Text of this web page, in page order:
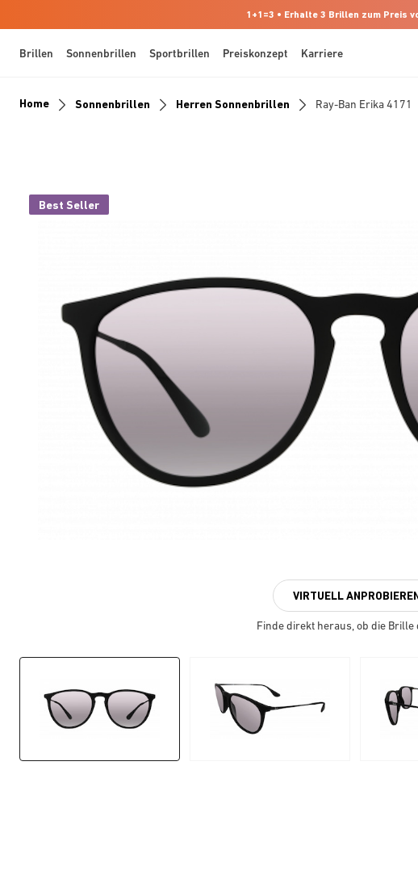
1+1=3 • Erhalte 3 Brillen zum Preis
Brillen Sonnenbrillen Sportbrillen Preiskonzept Karriere
Home Sonnenbrillen Herren Sonnenbrillen Ray-Ban Erika 4171
Best Seller
VIRTUELL
Finde direkt heraus, ob die Brille